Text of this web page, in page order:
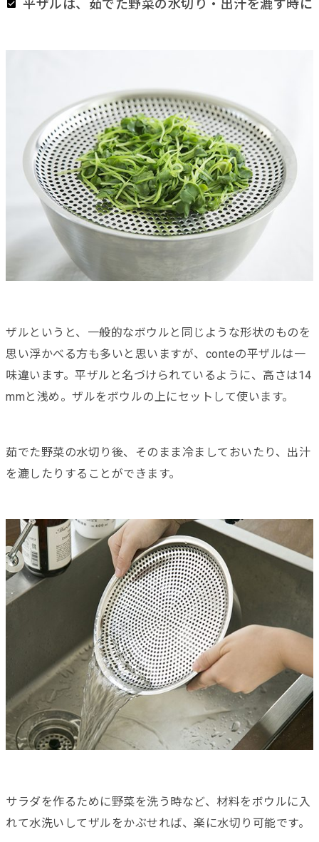
平ザルは、茹でた野菜の水切り・出汁を漉す時に
ザルというと、一般的なボウルと同じような形状のものを
思い浮かべる方も多いと思いますが、conteの平ザルは一
味違います。平ザルと名づけられているように、高さは14
mmと浅め。ザルをボウルの上にセットして使います。
茹でた野菜の水切り後、そのまま冷ましておいたり、出汁
を漉したりすることができます。
サラダを作るために野菜を洗う時など、材料をボウルに入
れて水洗いしてザルをかぶせれば、楽に水切り可能です。